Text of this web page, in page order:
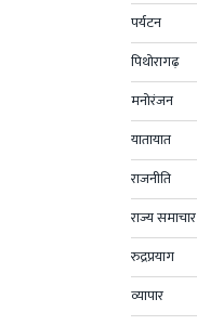
पर्यटन
पिथोरागढ़
मनोरंजन
यातायात
राजनीति
राज्य समाचार
रुद्रप्रयाग
व्यापार